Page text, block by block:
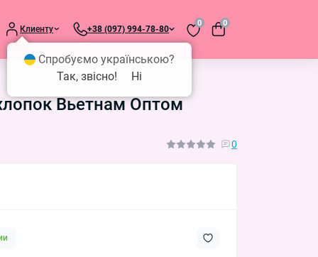
Клиенту +38 (097) 994-78-80
0 0
Вьетнам Оптом
0
Спробуємо українською?
Так, звісно!
Ні